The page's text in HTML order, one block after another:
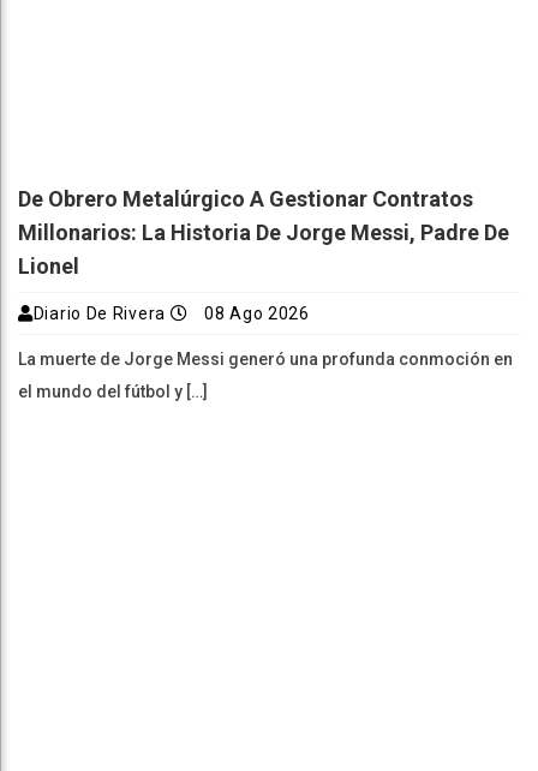
De Obrero Metalúrgico A Gestionar Contratos
Millonarios: La Historia De Jorge Messi, Padre De
Lionel
Diario De Rivera 08 Ago 2026
La muerte de Jorge Messi generó una profunda conmoción en
el mundo del fútbol y […]